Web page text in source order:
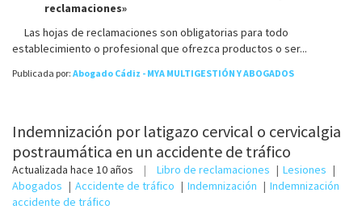
reclamaciones»
Las hojas de reclamaciones son obligatorias para todo
establecimiento o profesional que ofrezca productos o ser...
Publicada por: Abogado Cádiz - MYA MULTIGESTIÓN Y ABOGADOS
Indemnización por latigazo cervical o cervicalgia
postraumática en un accidente de tráfico
Actualizada hace 10 años Libro de reclamaciones
Lesiones
Abogados
Accidente de tráfico Indemnización
Indemnización
accidente de tráfico